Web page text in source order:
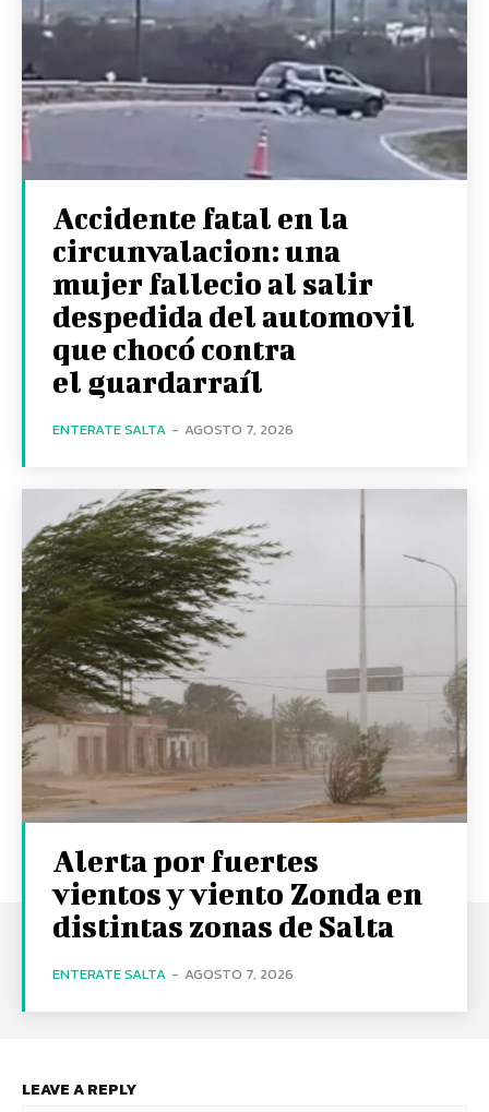
Accidente fatal en la
circunvalacion: una
mujer fallecio al salir
despedida del automovil
que chocó contra
el guardarraíl
ENTERATE SALTA - AGOSTO 7, 2026
Alerta por fuertes
vientos y viento Zonda en
distintas zonas de Salta
ENTERATE SALTA - AGOSTO 7, 2026
LEAVE A REPLY